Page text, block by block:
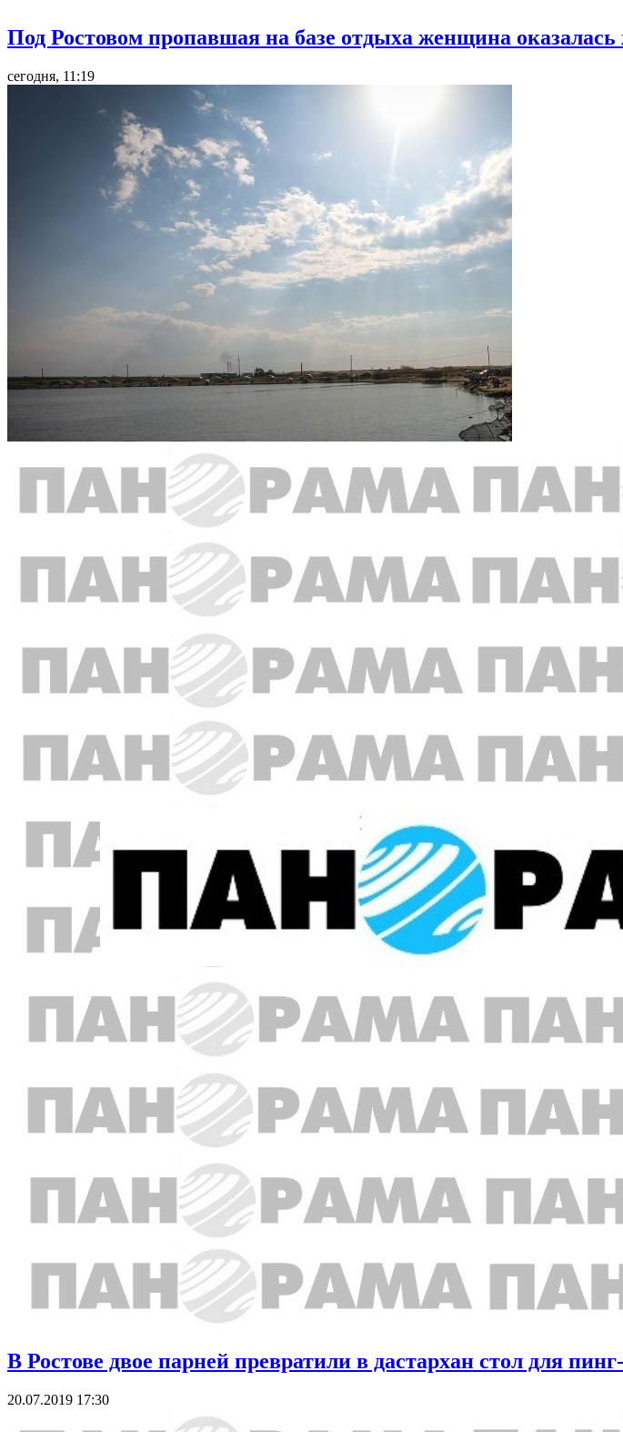
Под Ростовом пропавшая на базе отдыха женщина
сегодня, 11:19
В Ростове двое парней превратили в дастархан стол для
20.07.2019 17:30